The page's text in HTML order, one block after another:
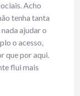
Acho
tenha tanta
ajudar o
o acesso,
que por aqui.
flui mais